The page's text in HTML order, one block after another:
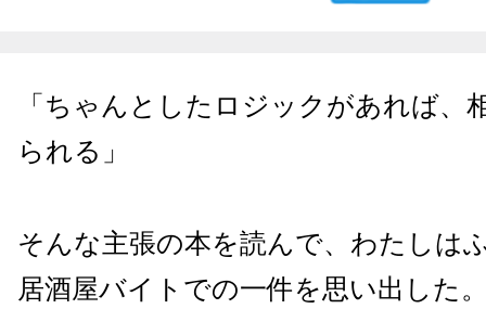
「ちゃんとしたロジックがあれば、
られる」
そんな主張の本を読んで、わたしは
居酒屋バイトでの一件を思い出した